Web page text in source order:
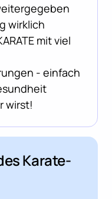
wirklich
mit viel
- einfach
wirst!
Karate-